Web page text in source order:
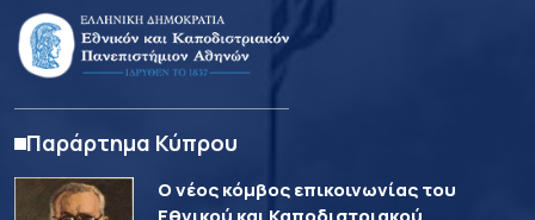
Παράρτημα Κύπρου
Ο νέος κόμβος επικοινωνίας του